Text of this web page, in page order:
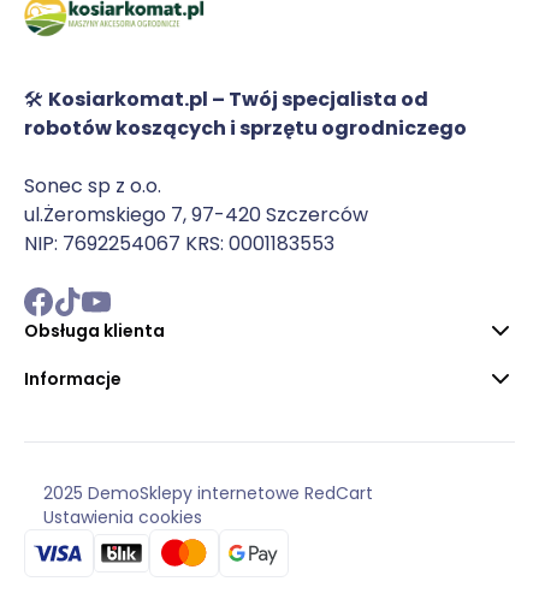
🛠️ Kosiarkomat.pl – Twój specjalista od
robotów koszących i sprzętu ogrodniczego
Sonec sp z o.o.
ul.Żeromskiego 7, 97-420 Szczerców
NIP: 7692254067 KRS: 0001183553
Obsługa klienta
Informacje
2025 DemoSklepy internetowe RedCart
Ustawienia cookies